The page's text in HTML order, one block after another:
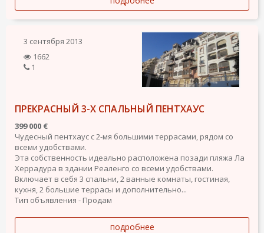
3 сентября 2013
1662
1
ПРЕКРАСНЫЙ 3-Х СПАЛЬНЫЙ ПЕНТХАУС
399 000 €
Чудесный пентхаус с 2-мя большими террасами, рядом со
всеми удобствами.
Эта собственность идеально расположена позади пляжа Ла
Херрадура в здании Реаленго со всеми удобствами.
Включает в себя 3 спальни, 2 ванные комнаты, гостиная,
кухня, 2 большие террасы и дополнительно...
Тип объявления - Продам
подробнее